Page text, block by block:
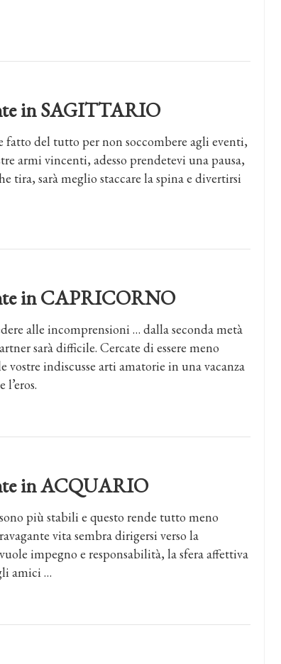
in SAGITTARIO
fatto del tutto per non soccombere agli eventi,
armi vincenti, adesso prendetevi una pausa,
tira, sarà meglio staccare la spina e divertirsi
in CAPRICORNO
alle incomprensioni … dalla seconda metà
sarà difficile. Cercate di essere meno
indiscusse arti amatorie in una vacanza
in ACQUARIO
più stabili e questo rende tutto meno
vita sembra dirigersi verso la
impegno e responsabilità, la sfera affettiva
amici …